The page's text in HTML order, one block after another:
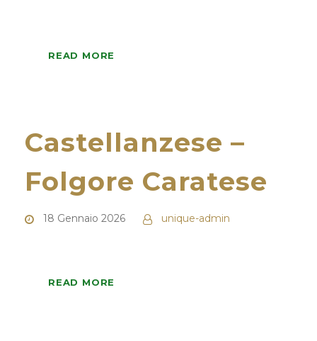
READ MORE
Castellanzese –
Folgore Caratese
18 Gennaio 2026 unique-admin
READ MORE